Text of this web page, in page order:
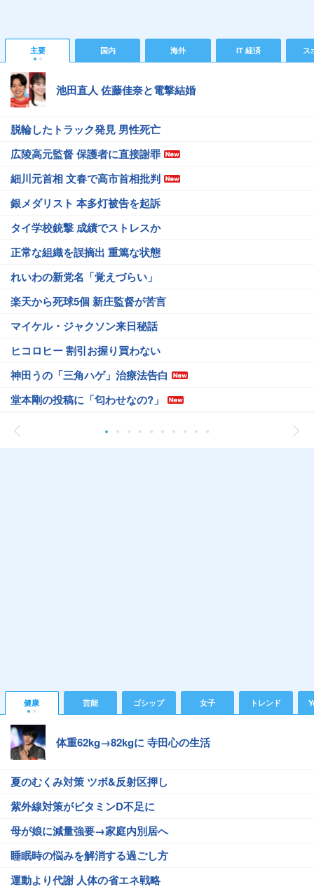
主要 国内 海外 IT 経済 ス
池田直人 佐藤佳奈と電撃結婚
脱輪したトラック発見 男性死亡
広陵高元監督 保護者に直接謝罪
細川元首相 文春で高市首相批判
銀メダリスト 本多灯被告を起訴
タイ学校銃撃 成績でストレスか
正常な組織を誤摘出 重篤な状態
れいわの新党名「覚えづらい」
楽天から死球5個 新庄監督が苦言
マイケル・ジャクソン来日秘話
ヒコロヒー 割引お握り買わない
神田うの「三角ハゲ」治療法告白
堂本剛の投稿に「匂わせなの?」
健康 芸能 ゴシップ 女子 トレンド
体重62kg→82kgに 寺田心の生活
夏のむくみ対策 ツボ&反射区押し
紫外線対策がビタミンD不足に
母が娘に減量強要→家庭内別居へ
睡眠時の悩みを解消する過ごし方
運動より代謝 人体の省エネ戦略